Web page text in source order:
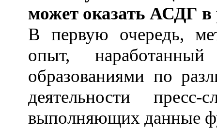
может оказать АСДГ
В первую очередь,
опыт,
образованиями по
деятельности
выполняющих данные